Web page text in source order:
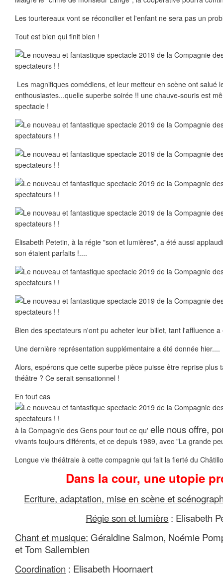
Les tourtereaux vont se réconcilier et l'enfant ne sera pas un
Tout est bien qui finit bien !
Les magnifiques comédiens, et leur metteur en scène ont salué
enthousiastes...quelle superbe soirée !! une chauve-souris est
spectacle !
Elisabeth Petetin, à la régie "son et lumières", a été aussi
son étaient parfaits !....
Bien des spectateurs n'ont pu acheter leur billet, tant l'affluence
Une dernière représentation supplémentaire a été donnée hier....
Alors, espérons que cette superbe pièce puisse être reprise plus
théâtre ? Ce serait sensationnel !
En tout cas
à la Compagnie des Gens pour tout ce qu' elle nous offre,
vivants toujours différents, et ce depuis 1989, avec "La grande
Longue vie théâtrale à cette compagnie qui fait la fierté du
Dans la cour, une utopie
Ecriture, adaptation, mise en scène et
Régie son et lumière : Elisabeth
Chant et musique: Géraldine Salmon, Noémie
et Tom Sallembien
Coordination : Elisabeth Hoornaert